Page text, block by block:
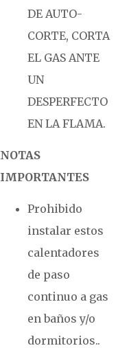
DE AUTO-
CORTE, CORTA
EL GAS ANTE
UN
DESPERFECTO
EN LA FLAMA.
NOTAS
IMPORTANTES
Prohibido
instalar estos
calentadores
de paso
continuo a gas
en baños y/o
dormitorios..